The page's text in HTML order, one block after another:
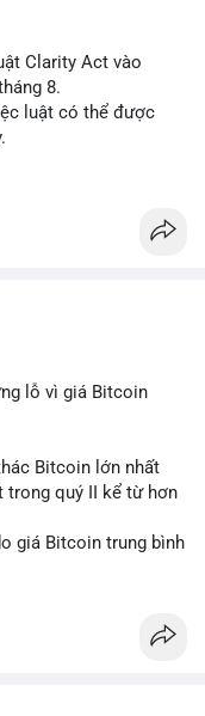
Clarity Act vào
8.
luật có thể được
lỗ vì giá Bitcoin
Bitcoin lớn nhất
trong quý II kể từ hơn
giá Bitcoin trung bình
sự suy giảm giá trị